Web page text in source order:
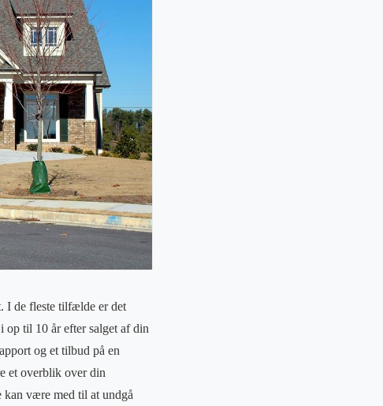
I de fleste tilfælde er det
op til 10 år efter salget af din
og et tilbud på en
et overblik over din
kan være med til at undgå